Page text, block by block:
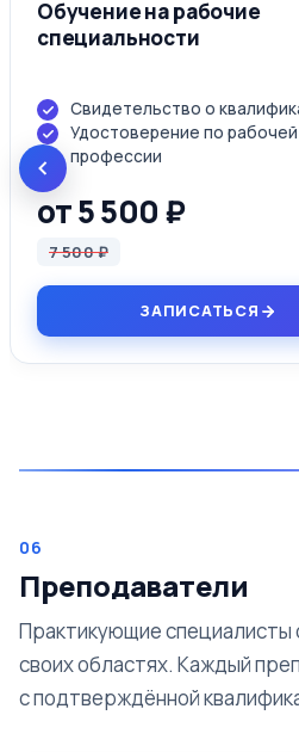
Обучение на рабочие
специальности
Свидетельство о
Удостоверение по рабочей
профессии
от 5 500 ₽
7 500 ₽
ЗАПИСАТЬСЯ
06
Преподаватели
Практикующие специалисты
своих областях. Каждый
с подтверждённой